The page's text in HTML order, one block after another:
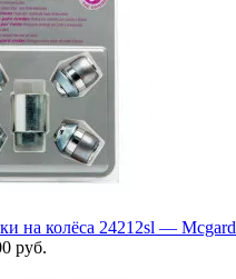
на колёса 24212sl — Mcgard
руб.